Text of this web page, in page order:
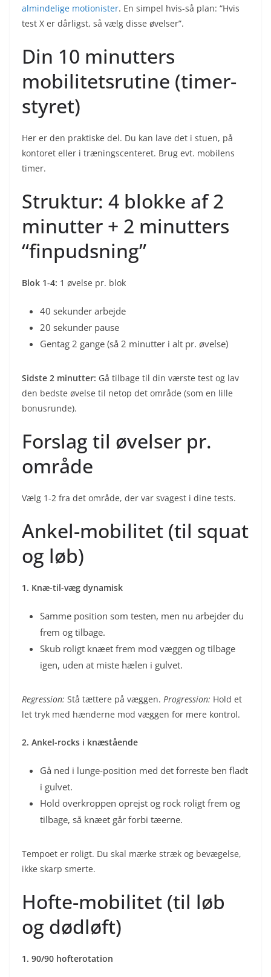
almindelige motionister. En simpel hvis-så plan: “Hvis
test X er dårligst, så vælg disse øvelser”.
Din 10 minutters
mobilitetsrutine (timer-
styret)
Her er den praktiske del. Du kan lave det i stuen, på
kontoret eller i træningscenteret. Brug evt. mobilens
timer.
Struktur: 4 blokke af 2
minutter + 2 minutters
“finpudsning”
Blok 1-4: 1 øvelse pr. blok
40 sekunder arbejde
20 sekunder pause
Gentag 2 gange (så 2 minutter i alt pr. øvelse)
Sidste 2 minutter: Gå tilbage til din værste test og lav
den bedste øvelse til netop det område (som en lille
bonusrunde).
Forslag til øvelser pr.
område
Vælg 1-2 fra det område, der var svagest i dine tests.
Ankel-mobilitet (til squat
og løb)
1. Knæ-til-væg dynamisk
Samme position som testen, men nu arbejder du
frem og tilbage.
Skub roligt knæet frem mod væggen og tilbage
igen, uden at miste hælen i gulvet.
Regression: Stå tættere på væggen. Progression: Hold et
let tryk med hænderne mod væggen for mere kontrol.
2. Ankel-rocks i knæstående
Gå ned i lunge-position med det forreste ben fladt
i gulvet.
Hold overkroppen oprejst og rock roligt frem og
tilbage, så knæet går forbi tæerne.
Tempoet er roligt. Du skal mærke stræk og bevægelse,
ikke skarp smerte.
Hofte-mobilitet (til løb
og dødløft)
1. 90/90 hofterotation